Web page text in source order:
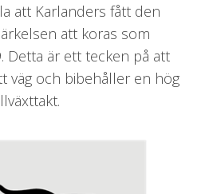
att Karlanders fått den
att koras som
Detta är ett tecken på att
väg och bibehåller en hög